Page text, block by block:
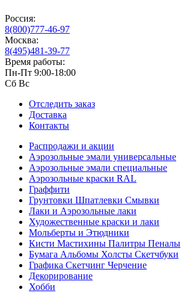
Россия:
8(800)777-46-97
Москва:
8(495)481-39-77
Время работы:
Пн-Пт 9:00-18:00
Сб Вс
Отследить заказ
Доставка
Контакты
Распродажи и акции
Аэрозольные эмали универсальные
Аэрозольные эмали специальные
Аэрозольные краски RAL
Граффити
Грунтовки Шпатлевки Смывки
Лаки и Аэрозольные лаки
Художественные краски и лаки
Мольберты и Этюдники
Кисти Мастихины Палитры Пеналы
Бумага Альбомы Холсты Скетчбуки
Графика Скетчинг Черчение
Декорирование
Хобби